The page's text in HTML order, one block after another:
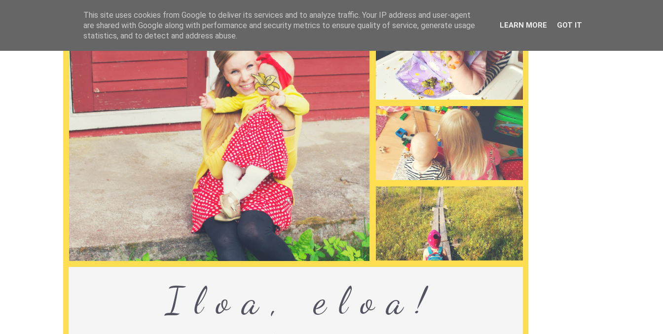
This site uses cookies from Google to deliver its services and to analyze traffic. Your IP address and user-agent
are shared with Google along with performance and security metrics to ensure quality of service, generate usage
statistics, and to detect and address abuse.
LEARN MORE GOT IT